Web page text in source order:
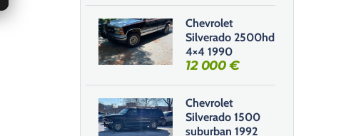
Chevrolet
Silverado 2500hd
4×4 1990
12 000€
Chevrolet
Silverado 1500
suburban 1992